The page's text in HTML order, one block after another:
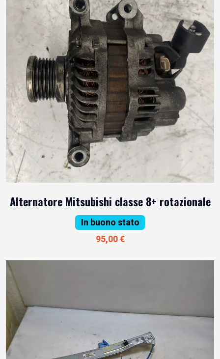
Alternatore Mitsubishi classe 8+ rotazionale
In buono stato
95,00 €